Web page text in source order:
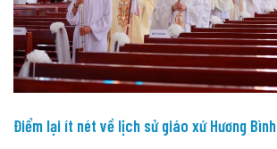
Điểm lại ít nét về lịch sử giáo xứ Hương Bình